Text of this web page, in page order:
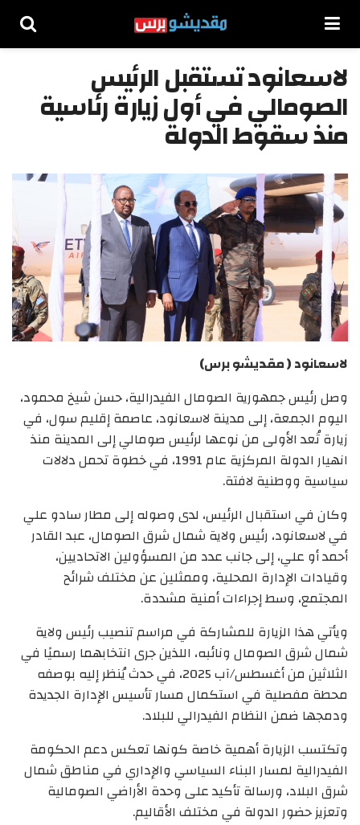
لاسعانود تستقبل الرئيس
الصومالي في أول زيارة رئاسية
منذ سقوط الدولة
لاسعانود ( مقديشو برس)
وصل رئيس جمهورية الصومال الفيدرالية، حسن شيخ محمود،
اليوم الجمعة، إلى مدينة لاسعانود، عاصمة إقليم سول، في
زيارة تُعد الأولى من نوعها لرئيس صومالي إلى المدينة منذ
انهيار الدولة المركزية عام 1991، في خطوة تحمل دلالات
سياسية ووطنية لافتة.
وكان في استقبال الرئيس، لدى وصوله إلى مطار سادو علي
في لاسعانود، رئيس ولاية شمال شرق الصومال، عبد القادر
أحمد أو علي، إلى جانب عدد من المسؤولين الاتحاديين،
وقيادات الإدارة المحلية، وممثلين عن مختلف شرائح
المجتمع، وسط إجراءات أمنية مشددة.
ويأتي هذا الزيارة للمشاركة في مراسم تنصيب رئيس ولاية
شمال شرق الصومال ونائبه، اللذين جرى انتخابهما رسميًا في
الثلاثين من أغسطس/آب 2025، في حدث يُنظر إليه بوصفه
محطة مفصلية في استكمال مسار تأسيس الإدارة الجديدة
ودمجها ضمن النظام الفيدرالي للبلاد.
وتكتسب الزيارة أهمية خاصة كونها تعكس دعم الحكومة
الفيدرالية لمسار البناء السياسي والإداري في مناطق شمال
شرق البلاد، ورسالة تأكيد على وحدة الأراضي الصومالية
وتعزيز حضور الدولة في مختلف الأقاليم.